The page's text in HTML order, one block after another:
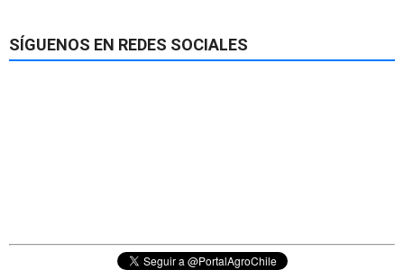
SÍGUENOS EN REDES SOCIALES